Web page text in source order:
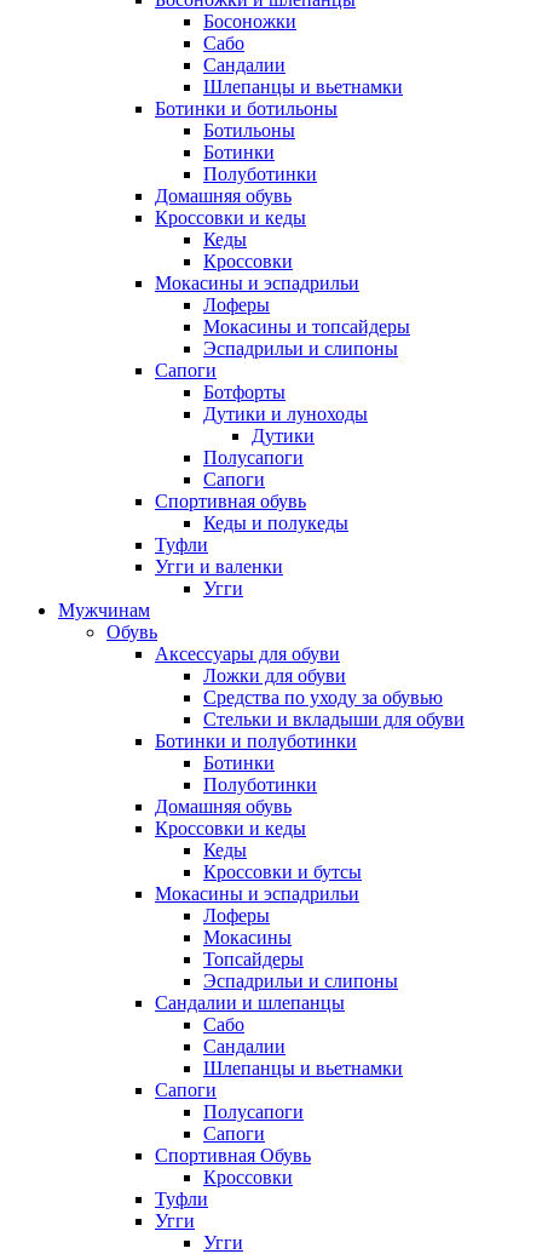
Босоножки
Сабо
Сандалии
Шлепанцы и вьетнамки
Ботинки и ботильоны
Ботильоны
Ботинки
Полуботинки
Домашняя обувь
Кроссовки и кеды
Кеды
Кроссовки
Мокасины и эспадрильи
Лоферы
Мокасины и топсайдеры
Эспадрильи и слипоны
Сапоги
Ботфорты
Дутики и луноходы
Дутики
Полусапоги
Сапоги
Спортивная обувь
Кеды и полукеды
Туфли
Угги и валенки
Угги
Мужчинам
Обувь
Аксессуары для обуви
Ложки для обуви
Средства по уходу за обувью
Стельки и вкладыши для обуви
Ботинки и полуботинки
Ботинки
Полуботинки
Домашняя обувь
Кроссовки и кеды
Кеды
Кроссовки и бутсы
Мокасины и эспадрильи
Лоферы
Мокасины
Топсайдеры
Эспадрильи и слипоны
Сандалии и шлепанцы
Сабо
Сандалии
Шлепанцы и вьетнамки
Сапоги
Полусапоги
Сапоги
Спортивная Обувь
Кроссовки
Туфли
Угги
Угги